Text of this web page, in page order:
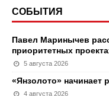
СОБЫТИЯ
Павел Маринычев
приоритетных
5 августа 2026
«Янзолото» начинает
4 августа 2026